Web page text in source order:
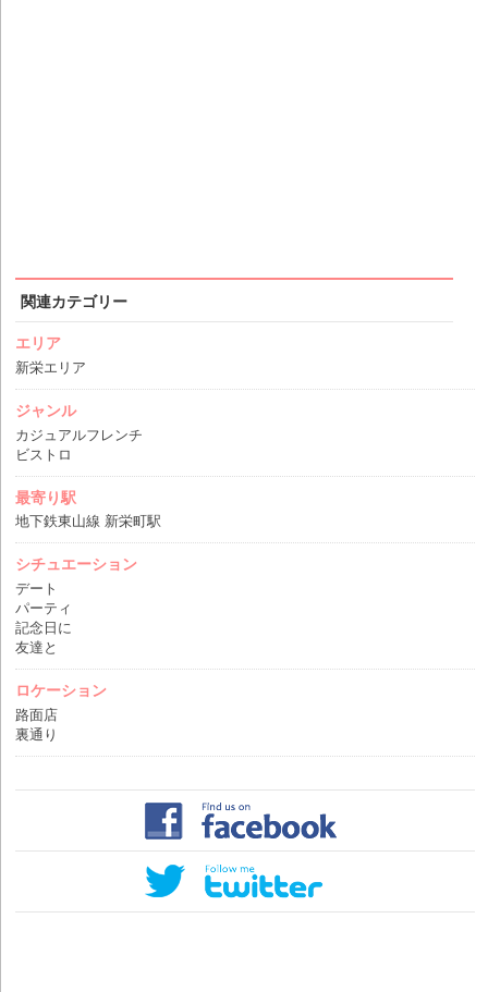
関連カテゴリー
エリア
新栄エリア
ジャンル
カジュアルフレンチ
ビストロ
最寄り駅
地下鉄東山線 新栄町駅
シチュエーション
デート
パーティ
記念日に
友達と
ロケーション
路面店
裏通り